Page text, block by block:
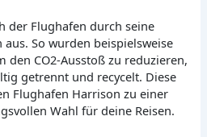
der Flughafen durch seine
So wurden beispielsweise
den CO2-Ausstoß zu reduzieren,
getrennt und recycelt. Diese
Flughafen Harrison zu einer
Wahl für deine Reisen.